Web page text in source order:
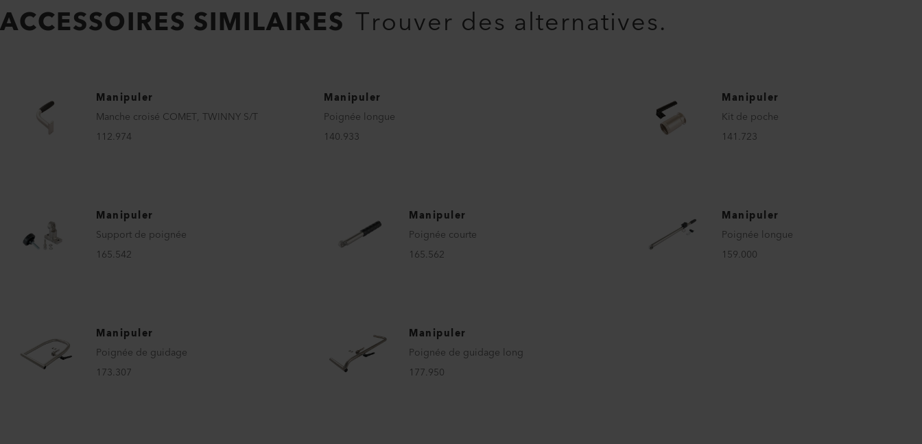
ACCESSOIRES SIMILAIRES Trouver des alternatives.
Manipuler
Manche croisé COMET, TWINNY S/T
112.974
Manipuler
Poignée longue
140.933
Manipuler
Kit de poche
141.723
Manipuler
Support de poignée
165.542
Manipuler
Poignée courte
165.562
Manipuler
Poignée longue
159.000
Manipuler
Poignée de guidage
173.307
Manipuler
Poignée de guidage long
177.950